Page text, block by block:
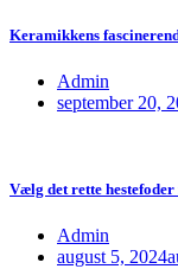
Keramikkens
Admin
september 20,
Vælg det rette
Admin
august 5, 2024